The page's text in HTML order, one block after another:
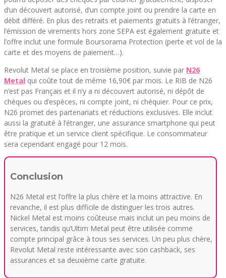
d’un découvert autorisé, d’un compte joint ou prendre la carte en
débit différé. En plus des retraits et paiements gratuits à l’étranger,
l’émission de virements hors zone SEPA est également gratuite et
l’offre inclut une formule Boursorama Protection (perte et vol de la
carte et des moyens de paiement…).
Revolut Metal se place en troisième position, suivie par N26
Metal qui coûte tout de même 16,90€ par mois. Le RIB de N26
n’est pas Français et il n’y a ni découvert autorisé, ni dépôt de
chèques ou d’espèces, ni compte joint, ni chéquier. Pour ce prix,
N26 promet des partenariats et réductions exclusives. Elle inclut
aussi la gratuité à l’étranger, une assurance smartphone qui peut
être pratique et un service client spécifique. Le consommateur
sera cependant engagé pour 12 mois.
Conclusion
N26 Metal est l’offre la plus chère et la moins attractive. En
revanche, il est plus difficile de distinguer les trois autres.
Nickel Metal est moins coûteuse mais inclut un peu moins de
services, tandis qu’Ultim Metal peut être utilisée comme
compte principal grâce à tous ses services. Un peu plus chère,
Revolut Metal reste intéressante avec son cashback, ses
assurances et sa deuxième carte gratuite.